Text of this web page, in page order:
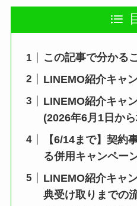
この記事で分かる
LINEMO紹介キャ
LINEMO紹介キャ
(2026年6月1日か
【6/14まで】契約
る併用キャンペー
LINEMO紹介キャ
典受け取りまでの